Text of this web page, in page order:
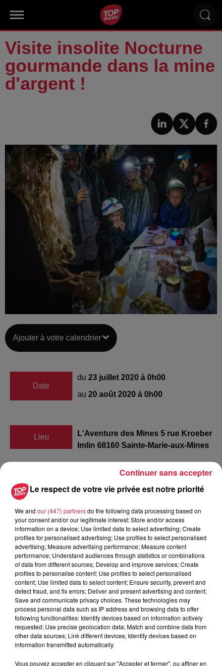
Visite insolite Nocturne
gourmande dans la mine
d'argent !
Ajouter à votre calendrier
Date
du 23 juillet 2020 à 0h00
au 20 août 2020 à 0h00
Lieu
L'Aventure des Mines 5 rue Kroeber
Imlin 68160 Sainte-Marie-aux-Mines
Organisateur
0389586211
contact@asepam.org
Tarif Gratuit
Cet été vivez l'aventure des mines avec l'association
ASEPAM ! Depuis plus de 30 ans « l'Association
Spéléologique pour l'Étude et la Protection des Anciennes
Mines » oeuvre pour la préservation et la valorisation du
patrimoine minier du Val d'Argent. Au cours de cette visite
Le respect de votre vie privée est notre priorité
We and our (447) partnersdo the following data processing based on
your consent and/or our legitimate interest: Store and/or access
information on a device; Use limited data to select advertising; Create
profiles for personalised advertising; Use profiles to select personalised
advertising; Measure advertising performance; Measure content
performance; Understand audiences through statistics or combinations
of data from different sources; Develop and improve services; Create
profiles to personalise content; Use profiles to select personalised
content; Use limited data to select content; Ensure security, prevent and
detect fraud, and fix errors; Deliver and present advertising and content;
Save and communicate privacy choices. These technologies may
process personal data such as IP address and browsing data to offer
following functionalities: Identify devices based on information actively
requested; Use precise geolocation data; Match and combine data from
other data sources; Link different devices; Identify devices based on
information transmitted automatically.
Vous pouvez accepter en cliquant sur "Accepter et fermer", ou affiner en
Continuer sans accepter